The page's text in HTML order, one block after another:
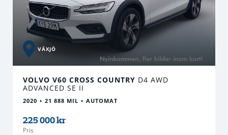
VÄXJÖ
VOLVO V60 CROSS COUNTRY D4 AWD
ADVANCED SE II
2020 21 888 MIL AUTOMAT
225 000 kr
Pris